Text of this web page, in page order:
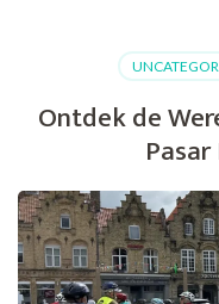
Ontdek de